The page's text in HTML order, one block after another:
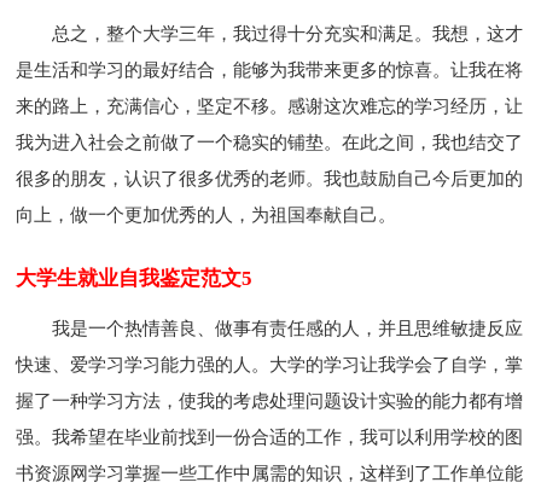
总之，整个大学三年，我过得十分充实和满足。我想，这才
是生活和学习的最好结合，能够为我带来更多的惊喜。让我在将
来的路上，充满信心，坚定不移。感谢这次难忘的学习经历，让
我为进入社会之前做了一个稳实的铺垫。在此之间，我也结交了
很多的朋友，认识了很多优秀的老师。我也鼓励自己今后更加的
向上，做一个更加优秀的人，为祖国奉献自己。
大学生就业自我鉴定范文5
我是一个热情善良、做事有责任感的人，并且思维敏捷反应
快速、爱学习学习能力强的人。大学的学习让我学会了自学，掌
握了一种学习方法，使我的考虑处理问题设计实验的能力都有增
强。我希望在毕业前找到一份合适的工作，我可以利用学校的图
书资源网学习掌握一些工作中属需的知识，这样到了工作单位能